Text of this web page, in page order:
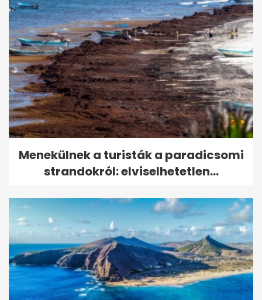
Menekülnek a turisták a paradicsomi
strandokról: elviselhetetlen...